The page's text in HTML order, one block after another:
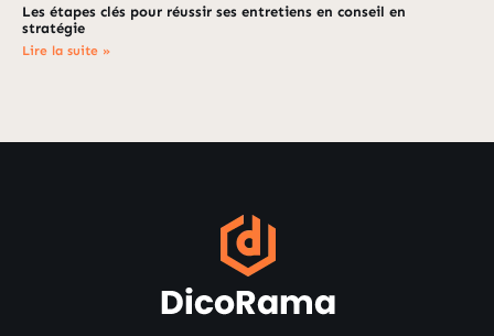
Les étapes clés pour réussir ses entretiens en conseil en
stratégie
Lire la suite »